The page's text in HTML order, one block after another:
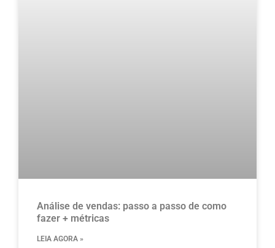
Análise de vendas: passo a passo de como
fazer + métricas
LEIA AGORA »